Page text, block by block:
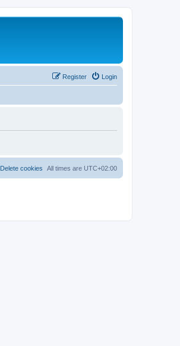
Login
Register
All times are UTC+02:00
Delete cookies